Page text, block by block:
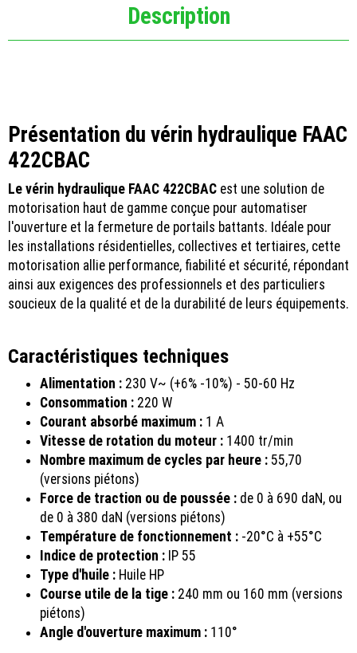
Description
Présentation du vérin hydraulique FAAC
422CBAC
Le vérin hydraulique FAAC 422CBAC est une solution de
motorisation haut de gamme conçue pour automatiser
l'ouverture et la fermeture de portails battants. Idéale pour
les installations résidentielles, collectives et tertiaires, cette
motorisation allie performance, fiabilité et sécurité, répondant
ainsi aux exigences des professionnels et des particuliers
soucieux de la qualité et de la durabilité de leurs équipements.
Caractéristiques techniques
Alimentation : 230 V~ (+6% -10%) - 50-60 Hz
Consommation : 220 W
Courant absorbé maximum : 1 A
Vitesse de rotation du moteur : 1400 tr/min
Nombre maximum de cycles par heure : 55,70
(versions piétons)
Force de traction ou de poussée : de 0 à 690 daN, ou
de 0 à 380 daN (versions piétons)
Température de fonctionnement : -20°C à +55°C
Indice de protection : IP 55
Type d'huile : Huile HP
Course utile de la tige : 240 mm ou 160 mm (versions
piétons)
Angle d'ouverture maximum : 110°